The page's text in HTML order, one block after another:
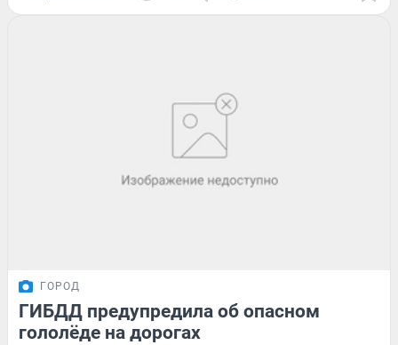
ГОРОД
ГИБДД предупредила об опасном
гололёде на дорогах